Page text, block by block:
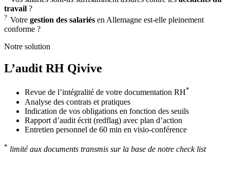
travail ?
? Votre gestion des salariés en Allemagne est-elle pleinement
conforme ?
Notre solution
L’audit RH Qivive
Revue de l’intégralité de votre documentation RH*
Analyse des contrats et pratiques
Indication de vos obligations en fonction des seuils
Rapport d’audit écrit (redflag) avec plan d’action
Entretien personnel de 60 min en visio-conférence
* limité aux documents transmis sur la base de notre check list